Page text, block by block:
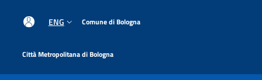
ENG Comune di Bologna
Città Metropolitana di Bologna